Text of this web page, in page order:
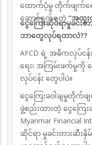
ထောက်ပံ့မှု တိုက်ဖျက်ရ
ဆောင်ရွက်ရတဲ့ “အထူး
ငွေကြေးဆိုင်ရာမှုခင်းတ
ဘာတွေလုပ်ရတာလဲ??
AFCD ရဲ့ အဓိကလုပ်ငန်
ရေး၊ အကြမ်းဖက်မှုကို
လုပ်ငန်း တွေပါပဲ။
ငွေကြေးခဝါချမှုတိုက်
ဖွဲ့စည်းထားတဲ့ ငွေကြေ
Myanmar Financial
ဆိုင်ရာ မှုခင်းတားဆီးနှိ